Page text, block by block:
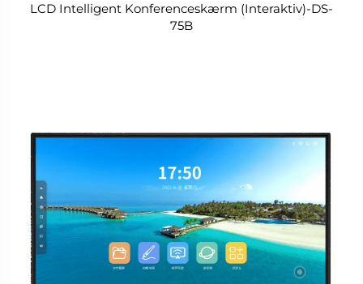
LCD Intelligent Konferenceskærm (Interaktiv)-DS-
75B